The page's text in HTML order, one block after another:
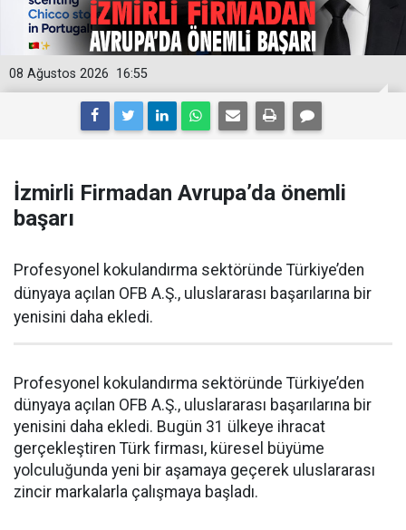
16:55
08 Ağustos 2026
İzmirli Firmadan Avrupa’da önemli
başarı
Profesyonel kokulandırma sektöründe Türkiye’den
dünyaya açılan OFB A.Ş., uluslararası başarılarına bir
yenisini daha ekledi.
Profesyonel kokulandırma sektöründe Türkiye’den
dünyaya açılan OFB A.Ş., uluslararası başarılarına bir
yenisini daha ekledi. Bugün 31 ülkeye ihracat
gerçekleştiren Türk firması, küresel büyüme
yolculuğunda yeni bir aşamaya geçerek uluslararası
zincir markalarla çalışmaya başladı.